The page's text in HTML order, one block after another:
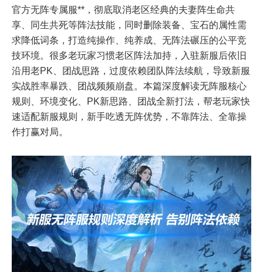
官方无阵专属服**，彻底取消老区经典的夫妻阵生命共
享、同生共死等阵法技能，同时删除装备、宝石的属性需
求降低词条，打造纯操作、纯养成、无阵法碾压的公平竞
技环境。很多老玩家习惯老区阵法加持，入驻新服后依旧
沿用老PK、团战思路，过度依赖团队阵法续航，导致新服
实战胜率暴跌、团战频频崩盘。本篇深度解读无阵服核心
规则、环境变化、PK新思路、团战全新打法，帮老玩家快
速适配新服规则，新手吃透无阵优势，不靠阵法、全靠操
作打赢对局。